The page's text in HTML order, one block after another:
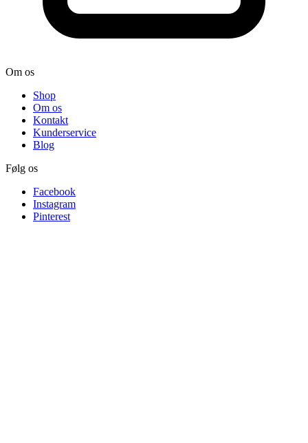
Om os
Shop
Om os
Kontakt
Kunderservice
Blog
Følg os
Facebook
Instagram
Pinterest